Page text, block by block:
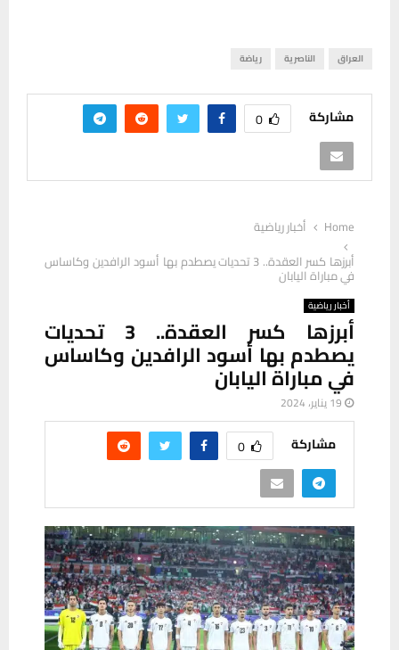
العراق الناصرية رياضة
مشاركة 0
Home
أخبار رياضية
أبرزها كسر العقدة.. 3 تحديات يصطدم بها أسود الرافدين وكاساس
في مباراة اليابان
أخبار رياضية
أبرزها كسر العقدة.. 3 تحديات
يصطدم بها أسود الرافدين وكاساس
في مباراة اليابان
19 يناير، 2024
مشاركة 0